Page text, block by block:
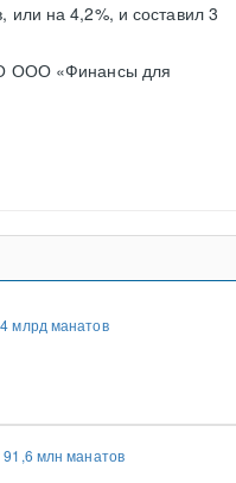
или на 4,2%, и составил 3
ООО «Финансы для
млрд манатов
млн манатов